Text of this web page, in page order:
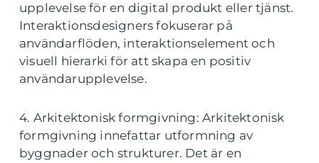
upplevelse för en digital produkt eller tjänst.
Interaktionsdesigners fokuserar på
användarflöden, interaktionselement och
visuell hierarki för att skapa en positiv
användarupplevelse.
4. Arkitektonisk formgivning: Arkitektonisk
formgivning innefattar utformning av
byggnader och strukturer. Det är en